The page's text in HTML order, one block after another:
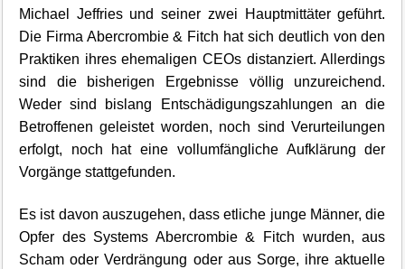
Michael Jeffries und seiner zwei Hauptmittäter geführt.
Die Firma Abercrombie & Fitch hat sich deutlich von den
Praktiken ihres ehemaligen CEOs distanziert. Allerdings
sind die bisherigen Ergebnisse völlig unzureichend.
Weder sind bislang Entschädigungszahlungen an die
Betroffenen geleistet worden, noch sind Verurteilungen
erfolgt, noch hat eine vollumfängliche Aufklärung der
Vorgänge stattgefunden.
Es ist davon auszugehen, dass etliche junge Männer, die
Opfer des Systems Abercrombie & Fitch wurden, aus
Scham oder Verdrängung oder aus Sorge, ihre aktuelle